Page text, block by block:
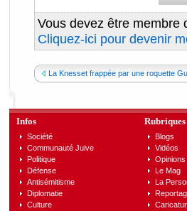
Vous devez être membre
Cliquez-ici pour devenir
La Knesset frappée par une roquette
Infos
Société
Communauté Juive
Politique
Défense
Antisémitisme
Diplomatie
Culture
Rubriques
Blogs
Vidéos
Opinions
Le Mag
La